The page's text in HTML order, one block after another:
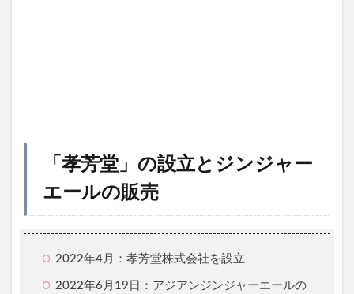
「孝芳堂」の設立とジンジャー
エールの販売
2022年4月：孝芳堂株式会社を設立
2022年6月19日：アジアンジンジャーエールの